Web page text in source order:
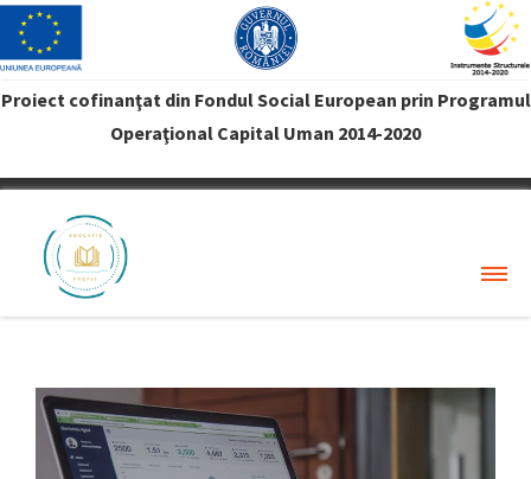
Proiect cofinanţat din Fondul Social European prin Programul
Operaţional Capital Uman 2014-2020
VREAU PROFIT